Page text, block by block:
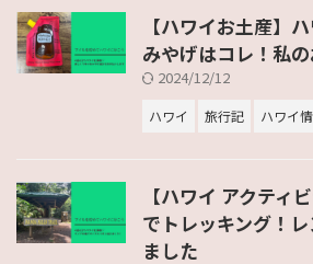
【ハワイお土産】
みやげはコレ！私
2024/12/12
ハワイ 旅行記 ハワイ
【ハワイ アクティ
でトレッキング！
ました